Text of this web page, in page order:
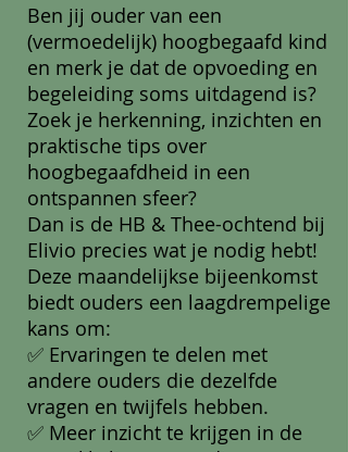
Ben jij ouder van een
(vermoedelijk) hoogbegaafd kind
en merk je dat de opvoeding en
begeleiding soms uitdagend is?
Zoek je herkenning, inzichten en
praktische tips over
hoogbegaafdheid in een
ontspannen sfeer?
Dan is de HB & Thee-ochtend bij
Elivio precies wat je nodig hebt!
Deze maandelijkse bijeenkomst
biedt ouders een laagdrempelige
kans om:
✅ Ervaringen te delen met
andere ouders die dezelfde
vragen en twijfels hebben.
✅ Meer inzicht te krijgen in de